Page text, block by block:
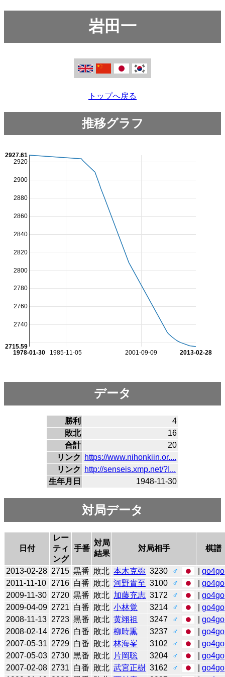
岩田一
トップへ戻る
推移グラフ
1985-11-05 2001-09-09
1978-01-30 2013-02-28
2740
2760
2780
2800
2820
2840
2860
2880
2900
2920
2715.59
2927.61
データ
勝利
4
敗北
16
合計
20
リンク
https://www.nihonkiin.or....
リンク
http://senseis.xmp.net/?I...
生年月日
1948-11-30
対局データ
日付
レー
ティ
ング
手番
対局
結果
対局相手 棋譜
2013-02-28 2715 黒番 敗北 本木克弥 3230 ♂ |go4go
2011-11-10
2716 白番 敗北 河野貴至 3100 ♂ |go4go
2009-11-30 2720 黒番 敗北 加藤充志 3172 ♂ |go4go
2009-04-09 2721 白番 敗北 小林覚 3214 ♂ |go4go
2008-11-13 2723 黒番 敗北 黄翊祖 3247 ♂ |go4go
2008-02-14 2726 白番 敗北 柳時熏 3237 ♂ |go4go
2007-05-31 2729 白番 敗北 林海峯 3102 ♂ |go4go
2007-05-03 2730 黒番 敗北 片岡聡 3204 ♂ |go4go
2007-02-08 2731 白番 敗北 武宮正樹 3162 ♂ |go4go